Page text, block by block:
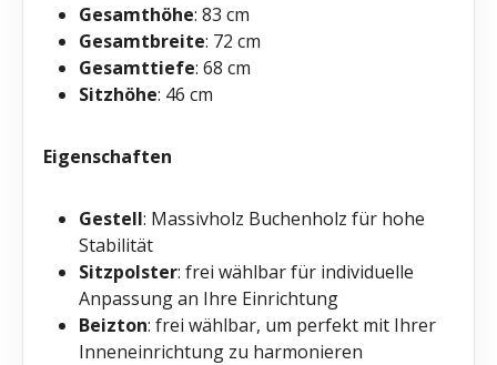
Gesamthöhe: 83 cm
Gesamtbreite: 72 cm
Gesamttiefe: 68 cm
Sitzhöhe: 46 cm
Eigenschaften
Gestell: Massivholz Buchenholz für hohe
Stabilität
Sitzpolster: frei wählbar für individuelle
Anpassung an Ihre Einrichtung
Beizton: frei wählbar, um perfekt mit Ihrer
Inneneinrichtung zu harmonieren